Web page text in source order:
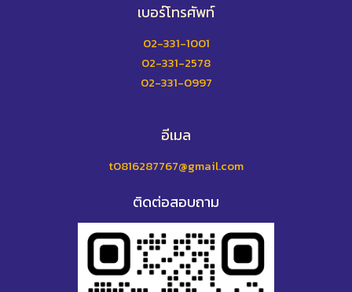
เบอร์โทรศัพท์
02-331-1001
02-331-2578
02-331-0997
อีเมล
t0816287767@gmail.com
ติดต่อสอบถาม